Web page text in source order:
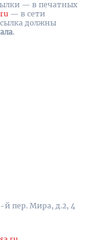
й пер. Мира, д.2, 4
— в печатных
— в сети
должны
.